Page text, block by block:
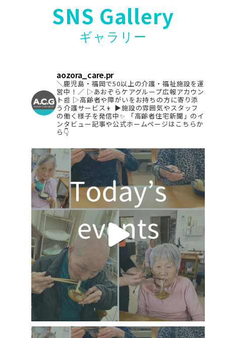
SNS Gallery
ギャラリー
aozora_care.pr
＼鹿児島・福岡で50以上の介護・福祉施設を運
営中！／ ▷あおぞらケアグループ広報アカウン
ト📰 ▷高齢者や障がいをお持ちの方に寄り添
う介護サービス👦 ▶︎施設の雰囲気やスタッフ
の働く様子を発信中✨
「高齢者住宅新聞」のイ
ンタビュー記事や公式ホームページはこちらか
ら👇